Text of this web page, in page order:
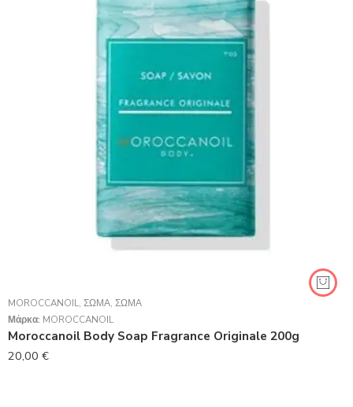
MOROCCANOIL, ΣΏΜΑ, ΣΏΜΑ
Μάρκα: MOROCCANOIL
Moroccanoil Body Soap Fragrance Originale 200g
20,00 €